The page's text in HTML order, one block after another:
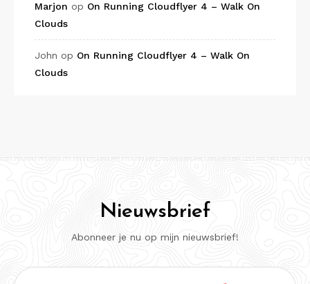
Marjon op On Running Cloudflyer 4 – Walk On
Clouds
John op On Running Cloudflyer 4 – Walk On
Clouds
Nieuwsbrief
Abonneer je nu op mijn nieuwsbrief!
E-